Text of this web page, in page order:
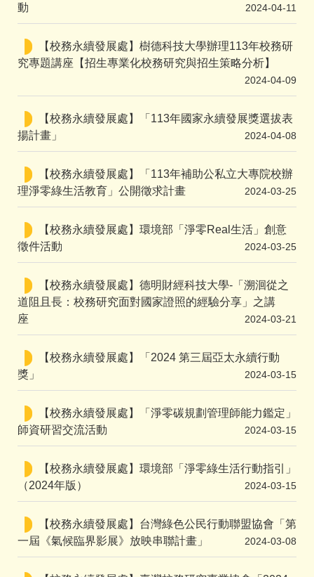
動
2024-04-11
【校務永續發展處】樹德科技大學辦理113年校務研
究專題講座【招生專業化校務研究與招生策略分析】
2024-04-09
【校務永續發展處】「113年國家永續發展獎選拔表
揚計畫」
2024-04-08
【校務永續發展處】「113年補助公私立大專院校辦
理淨零綠生活教育」公開徵求計畫
2024-03-25
【校務永續發展處】環境部「淨零Real生活」創意
徵件活動
2024-03-25
【校務永續發展處】德明財經科技大學-「溯洄從之
道阻且長：校務研究面對國家證照的經驗分享」之講
座
2024-03-21
【校務永續發展處】「2024 第三屆亞太永續行動
獎」
2024-03-15
【校務永續發展處】「淨零碳規劃管理師能力鑑定」
師資研習交流活動
2024-03-15
【校務永續發展處】環境部「淨零綠生活行動指引」
（2024年版）
2024-03-15
【校務永續發展處】台灣綠色公民行動聯盟協會「第
一屆《氣候臨界影展》放映串聯計畫」
2024-03-08